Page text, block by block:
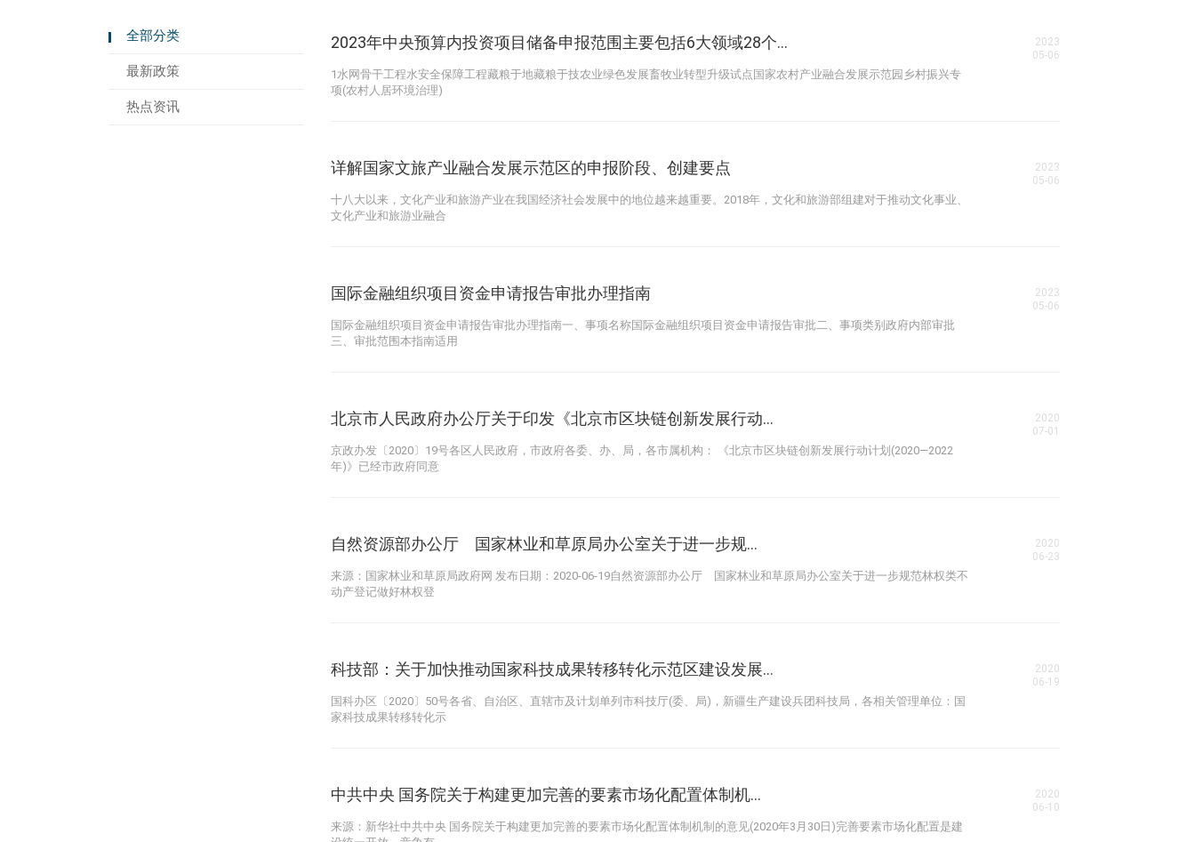
全部分类
最新政策
热点资讯
2023年中央预算内投资项目储备申报范围主要包括6大领域28个...
1水网骨干工程水安全保障工程藏粮于地藏粮于技农业绿色发展畜牧业转型升级试点国家农村产业融合发展示范园乡村振兴专
项(农村人居环境治理)
2023
05-06
详解国家文旅产业融合发展示范区的申报阶段、创建要点
十八大以来，文化产业和旅游产业在我国经济社会发展中的地位越来越重要。2018年，文化和旅游部组建对于推动文化事业、
文化产业和旅游业融合
2023
05-06
国际金融组织项目资金申请报告审批办理指南
国际金融组织项目资金申请报告审批办理指南一、事项名称国际金融组织项目资金申请报告审批二、事项类别政府内部审批
三、审批范围本指南适用
2023
05-06
北京市人民政府办公厅关于印发《北京市区块链创新发展行动...
京政办发〔2020〕19号各区人民政府，市政府各委、办、局，各市属机构： 《北京市区块链创新发展行动计划(2020—2022
年)》已经市政府同意
2020
07-01
​自然资源部办公厅 国家林业和草原局办公室关于进一步规...
来源：国家林业和草原局政府网 发布日期：2020-06-19自然资源部办公厅 国家林业和草原局办公室关于进一步规范林权类不
动产登记做好林权登
2020
06-23
科技部：关于加快推动国家科技成果转移转化示范区建设发展...
国科办区〔2020〕50号各省、自治区、直辖市及计划单列市科技厅(委、局)，新疆生产建设兵团科技局，各相关管理单位：国
家科技成果转移转化示
2020
06-19
中共中央 国务院关于构建更加完善的要素市场化配置体制机...
来源：新华社中共中央 国务院关于构建更加完善的要素市场化配置体制机制的意见(2020年3月30日)完善要素市场化配置是建
2020
06-10